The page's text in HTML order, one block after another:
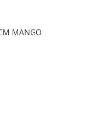
MANGO